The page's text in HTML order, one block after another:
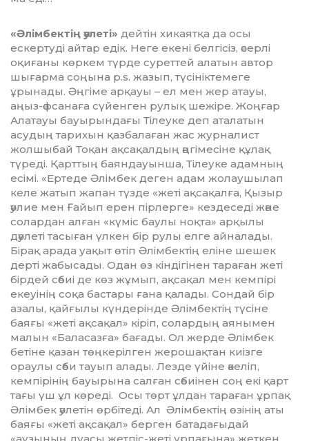
«Әлімбектің әулеті» дейтін хикаятқа да осы
ескертуді айтар едік. Неге екені белгісіз, әсерлі
оқиғаны көркем түрде суреттей алатын автор
шығарма соңына p.s. жазып, түсініктемеге
ұрынады. Әңгіме арқауы – ел мен жер атауы,
аңыз-әфсанаға сүйенген рулық шежіре. Жоңғар
Алатауы бауырындағы Тілеуке деп аталатын
асудың тарихын қазбалаған жас журналист
жолшыбай Тоқан ақсақалдың әңгімесіне құ­лақ
түреді. Қарттың баяндауынша, Тілеуке адамның
есімі. «Ертеде Әлімбек деген адам жолаушылап
келе жатып жапан түзде «жеті ақсақалға, Қызыр
әулие мен Ғайып ерен пірлерге» кездеседі және
солардан алған «күміс баулы ноқта» арқылы
дәулеті тасы­ған үлкен бір рулы елге айналады.
Бірақ арада уақыт өтіп Әлімбектің еліне шешек
дерті жабысады. Одан өз кіндігінен тараған жеті
бірдей сәбиі де көз жұмып, ақсақал мен кемпірі
екеуінің соқа бастары ғана қалады. Сондай бір
азалы, қайғылы күн­де­рінде Әлімбектің түсіне
баяғы «жеті ақсақал» кіріп, солардың аянымен
малын «Баласазға» бағады. Ол жерде Әлімбек
бетіне қазан төңкерілген жерошақтан киізге
ораулы сәби тауып алады. Лезде үйіне әкеліп,
кемпірінің бауырына салған сәбиінен соң екі қарт
тағы үш ұл көреді. Осы төрт ұлдан тараған ұрпақ
Әлімбек әулетін өрбітеді. Ал Әлімбектің өзінің аты
баяғы «жеті ақсақал» берген батадағыдай